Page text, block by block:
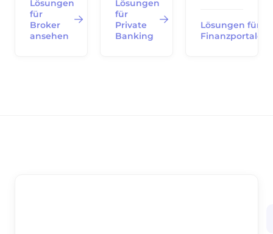
Lösungen
für
Broker
ansehen
Lösungen
für
Private
Banking
Lösungen für
Finanzportale